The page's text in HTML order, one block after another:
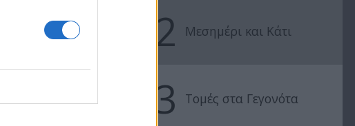
2 Μεσημέρι και Κάτι
3 Τομές στα Γεγονότα